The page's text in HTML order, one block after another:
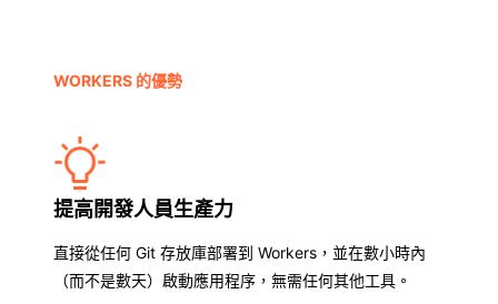
WORKERS 的優勢
提高開發人員生產力
直接從任何 Git 存放庫部署到 Workers，並在數小時內
（而不是數天）啟動應用程序，無需任何其他工具。